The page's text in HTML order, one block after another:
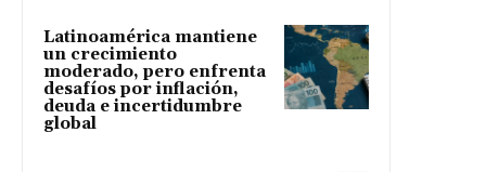
Latinoamérica mantiene
un crecimiento
moderado, pero enfrenta
desafíos por inflación,
deuda e incertidumbre
global